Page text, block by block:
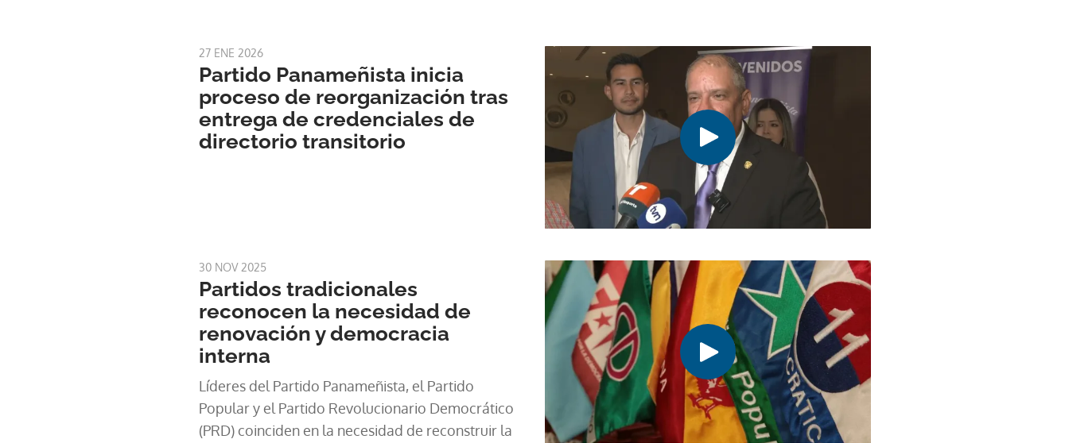
27 ENE 2026
Partido Panameñista inicia
proceso de reorganización tras
entrega de credenciales de
directorio transitorio
30 NOV 2025
Partidos tradicionales
reconocen la necesidad de
renovación y democracia
interna
Líderes del Partido Panameñista, el Partido
Popular y el Partido Revolucionario Democrático
(PRD) coinciden en la necesidad de reconstruir la